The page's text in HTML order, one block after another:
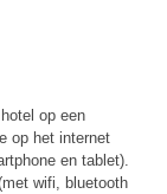
op een
op het internet
en tablet).
wifi, bluetooth